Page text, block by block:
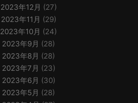
2023年12月 (27)
2023年11月 (29)
2023年10月 (24)
2023年9月 (28)
2023年8月 (28)
2023年7月 (23)
2023年6月 (30)
2023年5月 (28)